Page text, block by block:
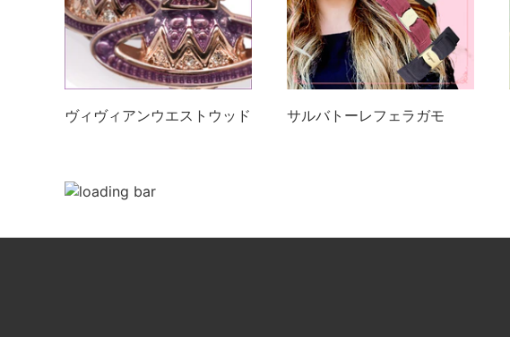
ヴィヴィアンウエストウッド サルバトーレフェラガモ